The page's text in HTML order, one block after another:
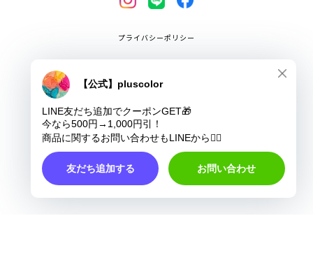
プライバシーポリシー